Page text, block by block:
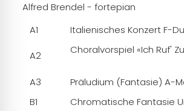
Alfred Brendel - fortepian
A1
Italienisches Konzert F-
A2 Choralvorspiel «Ich Ruf'
A3
Präludium (Fantasie) A-
B1
Chromatische Fantasie